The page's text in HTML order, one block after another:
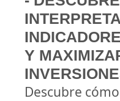
Y
Descubre